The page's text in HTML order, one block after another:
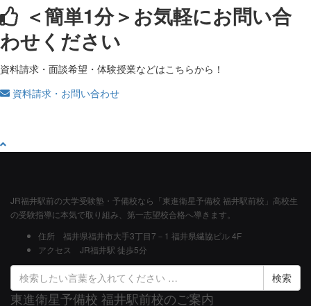
＜簡単1分＞お気軽にお問い合
わせください
資料請求・面談希望・体験授業などはこちらから！
資料請求・お問い合わせ
JR福井駅前の大学受験塾・予備校なら「東進衛星予備校 福井駅前校」高校生
の受験指導に本気で取り組み、第一志望校合格へ導きます。
住所 福井県福井市大手3丁目7－1 福井県繊協ビル 4F
アクセス
JR福井駅 徒歩5分
検
結
東進衛星予備校 福井駅前校のご案内